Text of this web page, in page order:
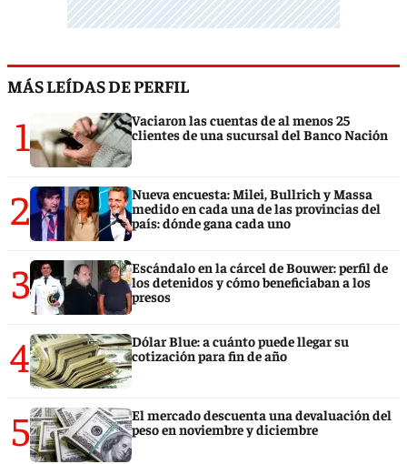
MÁS LEÍDAS DE PERFIL
1
Vaciaron las cuentas de al menos 25
clientes de una sucursal del Banco Nación
2
Nueva encuesta: Milei, Bullrich y Massa
medido en cada una de las provincias del
país: dónde gana cada uno
3
Escándalo en la cárcel de Bouwer: perfil de
los detenidos y cómo beneficiaban a los
presos
4
Dólar Blue: a cuánto puede llegar su
cotización para fin de año
5
El mercado descuenta una devaluación del
peso en noviembre y diciembre